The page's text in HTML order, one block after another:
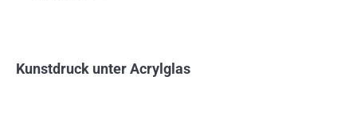
Kunstdruck unter Acrylglas